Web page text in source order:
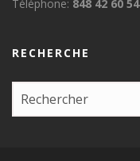
Téléphone: 848 42 60 54
RECHERCHE